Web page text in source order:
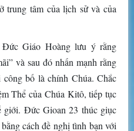
trung tâm của lịch sử và của
Giáo Hoàng lưu ý rằng
và sau đó nhấn mạnh rằng
bố là chính Chúa. Chắc
Thể của Chúa Kitô, tiếp tục
giới. Đức Gioan 23 thúc giục
cách đề nghị tình bạn với